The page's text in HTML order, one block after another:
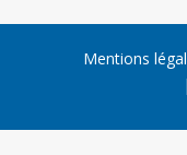
Mentions